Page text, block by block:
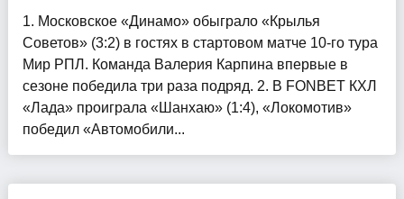
1. Московское «Динамо» обыграло «Крылья
Советов» (3:2) в гостях в стартовом матче 10-го тура
Мир РПЛ. Команда Валерия Карпина впервые в
сезоне победила три раза подряд. 2. В FONBET КХЛ
«Лада» проиграла «Шанхаю» (1:4), «Локомотив»
победил «Автомобили...